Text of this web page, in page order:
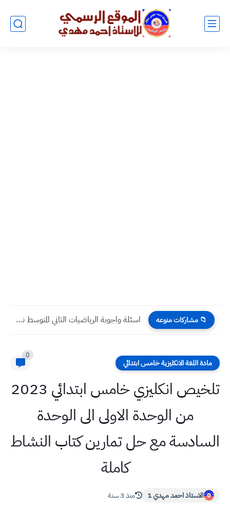
📁 مشاركات منوعه اسئلة واجوبة الرياضيات الثاني المتوسط نصف السنة 2023
مادة اللغة الانكليزية خامس ابتدائي
0
تلخيص انكليزي خامس ابتدائي 2023
من الوحدة الاولى الى الوحدة
السادسة مع حل تمارين كتاب النشاط
كاملة
الاستاذ احمد مهدي 1 منذ 3 سنة